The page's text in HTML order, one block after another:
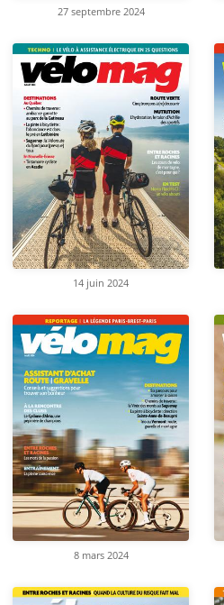
27 septembre 2024
14 juin 2024
8 mars 2024